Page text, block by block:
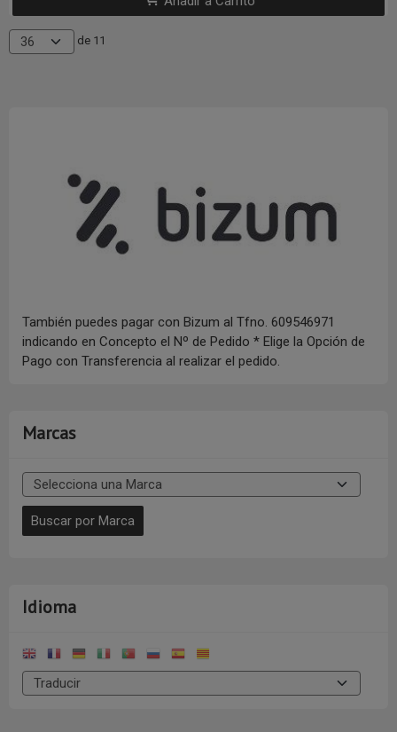
También puedes pagar con Bizum al Tfno. 609546971
indicando en Concepto el Nº de Pedido * Elige la Opción de
Pago con Transferencia al realizar el pedido.
Marcas
Idioma
de 11